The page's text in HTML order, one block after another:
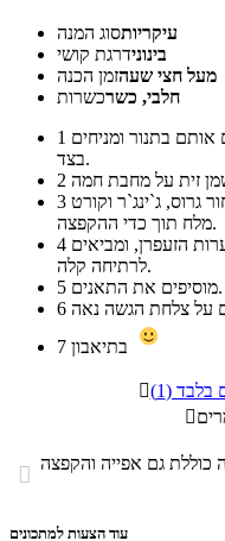
עיקריותסוג המנה
בינונידרגת קושי
מעל חצי שעהזמן הכנה
חלבי, כשרכשרות
1
בצד.
2
3
מלח תוך כדי ההקפצה.
4
לרתיחה קלה.
5
מוסיפים את התאנים.
6
7

(1)


עוד הצעות למתכונים